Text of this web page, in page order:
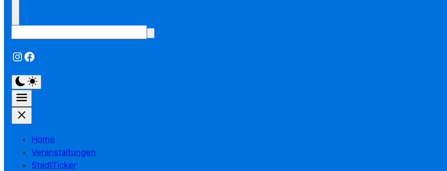
Instagram
Facebook
Home
Veranstaltungen
StadtTicker